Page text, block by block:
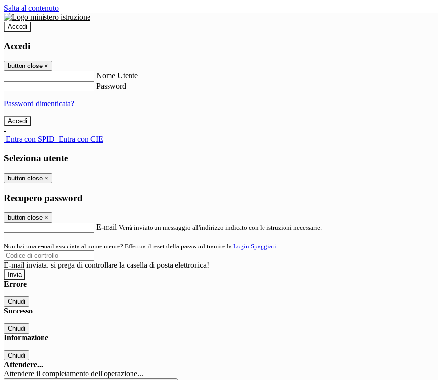
Salta al contenuto
Accedi
Accedi
button close ×
Nome Utente
Password
Password dimenticata?
-
Entra con SPID Entra con CIE
Seleziona utente
button close ×
Recupero password
button close ×
E-mail Verrà inviato un messaggio all'indirizzo indicato con le istruzioni necessarie.
Non hai una e-mail associata al nome utente? Effettua il reset della password tramite la Login Spaggiari
E-mail inviata, si prega di controllare la casella di posta elettronica!
Errore
Chiudi
Successo
Chiudi
Informazione
Chiudi
Attendere...
Attendere il completamento dell'operazione...